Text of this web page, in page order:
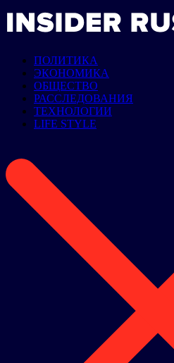
ПОЛИТИКА
ЭКОНОМИКА
ОБЩЕСТВО
РАССЛЕДОВАНИЯ
ТЕХНОЛОГИИ
LIFE STYLE